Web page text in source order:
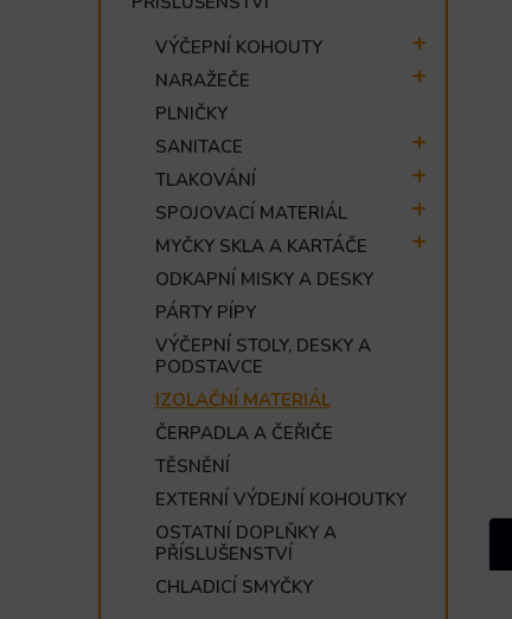
VÝČEPNÍ KOHOUTY
NARAŽEČE
PLNIČKY
SANITACE
TLAKOVÁNÍ
SPOJOVACÍ MATERIÁL
MYČKY SKLA A KARTÁČE
ODKAPNÍ MISKY A DESKY
PÁRTY PÍPY
VÝČEPNÍ STOLY, DESKY A
PODSTAVCE
IZOLAČNÍ MATERIÁL
ČERPADLA A ČEŘIČE
TĚSNĚNÍ
EXTERNÍ VÝDEJNÍ KOHOUTKY
OSTATNÍ DOPLŇKY A
PŘÍSLUŠENSTVÍ
CHLADICÍ SMYČKY